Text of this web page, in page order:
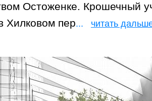
Остоженке. Крошечный
Хилковом пер... читать